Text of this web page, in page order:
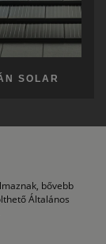
SOLAR
bővebb
Általános